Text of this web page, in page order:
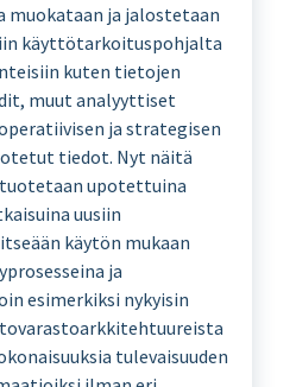
muokataan ja jalostetaan
käyttötarkoituspohjalta
kuten tietojen
muut analyyttiset
ja strategisen
tiedot. Nyt näitä
upotettuina
uusiin
käytön mukaan
ja
esimerkiksi nykyisin
tulevaisuuden